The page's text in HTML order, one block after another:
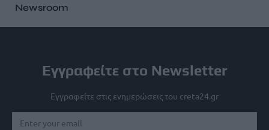
Newsroom
Εγγραφείτε στο Newsletter
Εγγραφείτε στις ενημερώσεις του creta24.gr